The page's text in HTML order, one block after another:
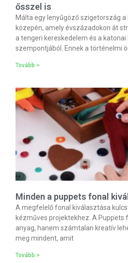
ősszel is
Málta egy lenyűgöző szigetország
közepén, amely évszázadokon át
a tengeri kereskedelem és a
szempontjából. Ennek a történelmi
Tovább >
Minden a puppets fonal
A megfelelő fonal kiválasztása
kézműves projektekhez. A Puppets
anyag, hanem számtalan kreatív
meg mindent, amit
Tovább >